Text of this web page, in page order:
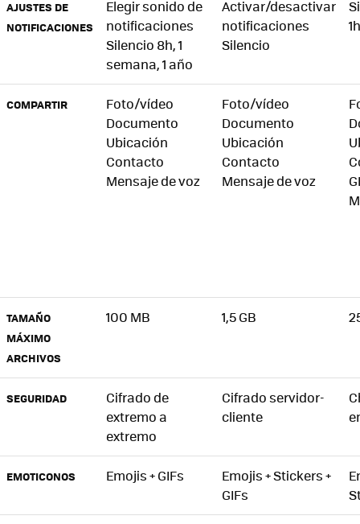
AJUSTES DE
NOTIFICACIONES
Elegir sonido de
notificaciones
Silencio 8h, 1
semana, 1 año
Activar/desactivar
notificaciones
Silencio
COMPARTIR
Foto/vídeo
Documento
Ubicación
Contacto
Mensaje de voz
Foto/vídeo
Documento
Ubicación
Contacto
Mensaje de voz
TAMAÑO
MÁXIMO
ARCHIVOS
100 MB 1,5 GB
SEGURIDAD
Cifrado de
extremo a
extremo
Cifrado servidor-
cliente
EMOTICONOS Emojis + GIFs
Emojis + Stickers +
GIFs